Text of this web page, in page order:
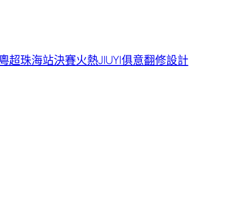
超珠海站決賽火熱JIUYI俱意翻修設計